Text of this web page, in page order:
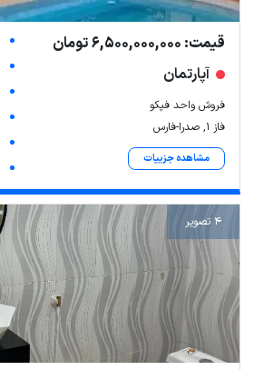
قیمت: 6,500,000,000 تومان
آپارتمان
فروش واحد فپکو
فاز ۱, صدرا-فارس
مشاهده جزییات
4 تصویر